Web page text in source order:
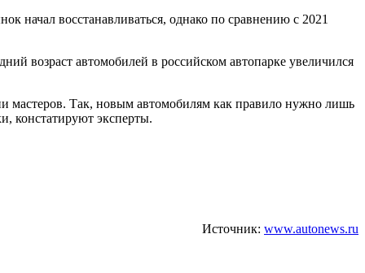
начал восстанавливаться, однако по сравнению с 2021
возраст автомобилей в российском автопарке увеличился
мастеров. Так, новым автомобилям как правило нужно лишь
констатируют эксперты.
Источник: www.autonews.ru